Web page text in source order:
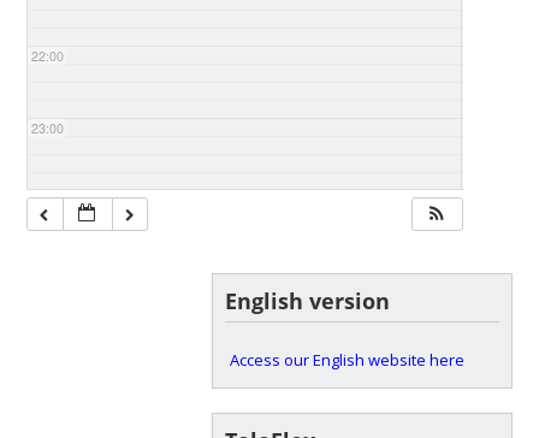
22:00
23:00
English version
Access our English website here